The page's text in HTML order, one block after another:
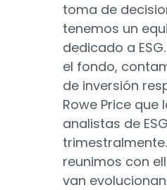
toma de
tenemos un
dedicado a
el fondo,
de inversión
Rowe Price que
analistas de
reunimos con
van